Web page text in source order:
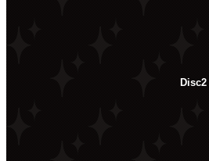
Disc2